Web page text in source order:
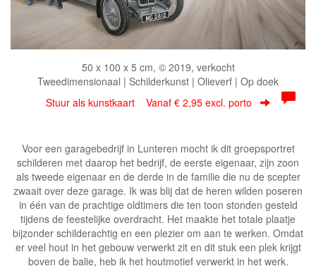
50 x 100 x 5 cm, © 2019, verkocht
Tweedimensionaal | Schilderkunst | Olieverf | Op doek
Stuur als kunstkaart Vanaf € 2,95 excl. porto
Voor een garagebedrijf in Lunteren mocht ik dit groepsportret
schilderen met daarop het bedrijf, de eerste eigenaar, zijn zoon
als tweede eigenaar en de derde in de familie die nu de scepter
zwaait over deze garage. Ik was blij dat de heren wilden poseren
in één van de prachtige oldtimers die ten toon stonden gesteld
tijdens de feestelijke overdracht. Het maakte het totale plaatje
bijzonder schilderachtig en een plezier om aan te werken. Omdat
er veel hout in het gebouw verwerkt zit en dit stuk een plek krijgt
boven de balie, heb ik het houtmotief verwerkt in het werk.